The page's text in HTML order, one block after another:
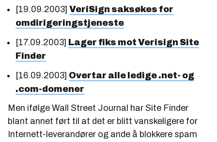
[19.09.2003] VeriSign saksøkes for
omdirigeringstjeneste
[17.09.2003] Lager fiks mot Verisign Site
Finder
[16.09.2003] Overtar alle ledige .net- og
.com-domener
Men ifølge Wall Street Journal har Site Finder
blant annet ført til at det er blitt vanskeligere for
Internett-leverandører og ande å blokkere spam